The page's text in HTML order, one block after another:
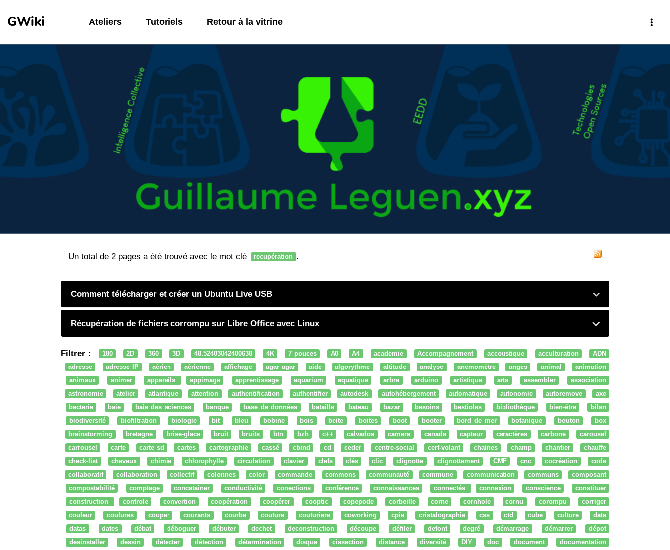
GWiki Ateliers Tutoriels Retour à la vitrine
Un total de 2 pages a été trouvé avec le mot clé recupération .
Comment télécharger et créer un Ubuntu Live USB
Récupération de fichiers corrompu sur Libre Office avec Linux
Filtrer : 180 2D 360 3D 48.52403042400638 4K 7 pouces A0 A4 academie Accompagnement accoustique acculturation
ADN
adresse
adresse IP aérien aérienne affichage agar agar aide algorythme altitude analyse anemomètre anges animal
animation
animaux
animer appareils appimage apprentissage aquarium aquatique arbre arduino artistique arts assembler
association
astronomie
atelier atlantique attention authentification authentifier autodesk autohébergement automatique autonomie autoremove
axe
bacterie
baie baie des sciences banque base de données bataille bateau bazar besoins bestioles bibliothèque bien-être
bilan
biodiversité
biofiltration biologie bit bleu bobine bois boite boites boot booter bord de mer botanique bouton
box
brainstorming
bretagne brise-glace bruit bruits btn bzh c++ calvados camera canada capteur caractères carbone
carousel
carrousel
carte carte sd cartes cartographie cassé cbind cd ceder centre-social cerf-volant chaines champ chantier
chauffe
check-list
cheveux chimie chlorophylle circulation clavier clefs clés clic clignotte clignottement CMF cnc cocréation
code
collaboratif
collaboration collectif colonnes color commande commons communauté commune communication communs
composant
compostabilité
comptage concatainer conductivité conections conférence connaissances connectés connexion conscience
constituer
construction
controle convertion coopération coopérer cooptic copepode corbeille corne cornhole cornu corompu
corriger
couleur
coulures couper courants courbe couture couturiere coworking cpie cristalographie css ctd cube culture
data
datas
dates débat déboguer débuter dechet deconstruction découpe défiler defont degré démarrage démarrer
dépot
desinstaller
dessin détecter détection détermination disque dissection distance diversité DIY doc document
documentation